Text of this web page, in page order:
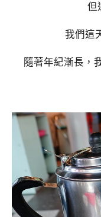
但
我們這
隨著年紀漸長，